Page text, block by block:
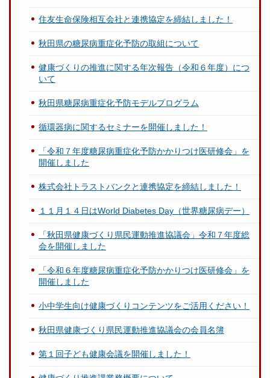
住友生命保険相互会社と連携協定を締結しました！
秋田県の糖尿病重症化予防の取組について
健康づくりの推進に関する年次報告（令和６年度）につ
いて
秋田県糖尿病重症化予防モデルプログラム
循環器病に関するセミナーを開催しました！
「令和７年度糖尿病重症化予防かかりつけ医研修会」を
開催しました
株式会社トラストバンクと連携協定を締結しました！
１１月１４日はWorld Diabetes Day（世界糖尿病デー）
「秋田県健康づくり県民運動推進協議会」令和７年度総
会を開催しました
「令和６年度糖尿病重症化予防かかりつけ医研修会」を
開催しました
小中学生向け健康づくりコンテンツをご活用ください！
秋田県健康づくり県民運動推進協議会の会員名簿
第１回子ども健康会議を開催しました！